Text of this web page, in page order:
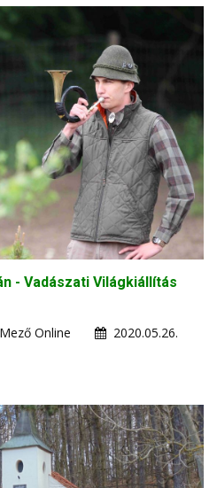
- Vadászati Világkiállítás
Online
2020.05.26.